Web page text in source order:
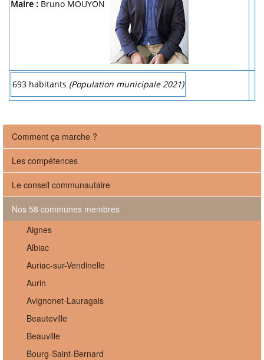
Maire : Bruno MOUYON
693 habitants (Population municipale 2021)
Comment ça marche ?
Les compétences
Le conseil communautaire
Nos 58 communes membres
Aignes
Albiac
Auriac-sur-Vendinelle
Aurin
Avignonet-Lauragais
Beauteville
Beauville
Bourg-Saint-Bernard